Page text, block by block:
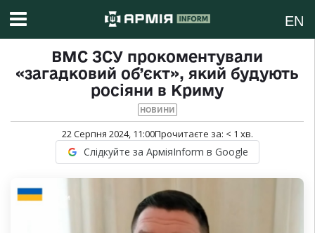
EN
ВМС ЗСУ прокоментували
«загадковий об’єкт», який будують
росіяни в Криму
НОВИНИ
22 Серпня 2024, 11:00Прочитаєте за: < 1 хв.
Слідкуйте за АрміяInform в Google